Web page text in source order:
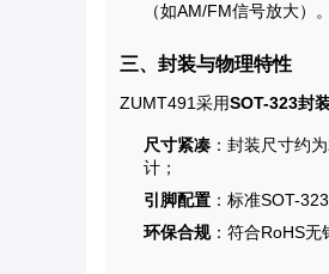
（如AM/FM信号放大）。
三、封装与物理特性
ZUMT491采用SOT-323封
尺寸紧凑 ：封装尺寸约
计；
引脚配置 ：标准SOT-
环保合规：符合RoHS无